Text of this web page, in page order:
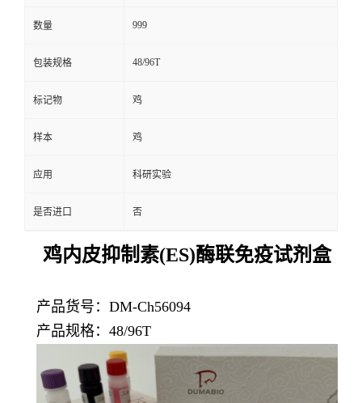
数量 999
包装规格 48/96T
标记物 鸡
样本 鸡
应用 科研实验
是否进口 否
鸡内皮抑制素(ES)酶联免疫试剂盒
产品货号：DM-Ch56094
产品规格：48/96T